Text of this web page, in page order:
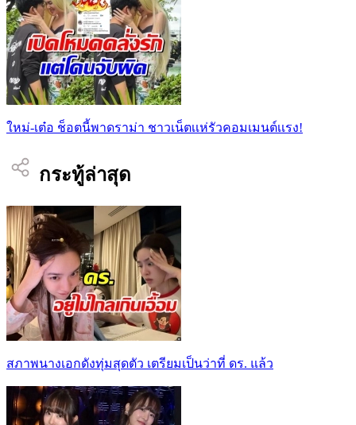
ใหม่-เต๋อ ช็อตนี้พาดราม่า ชาวเน็ตเเห่รัวคอมเมนต์เเรง!
กระทู้ล่าสุด
สภาพนางเอกดังทุ่มสุดตัว เตรียมเป็นว่าที่ ดร. แล้ว